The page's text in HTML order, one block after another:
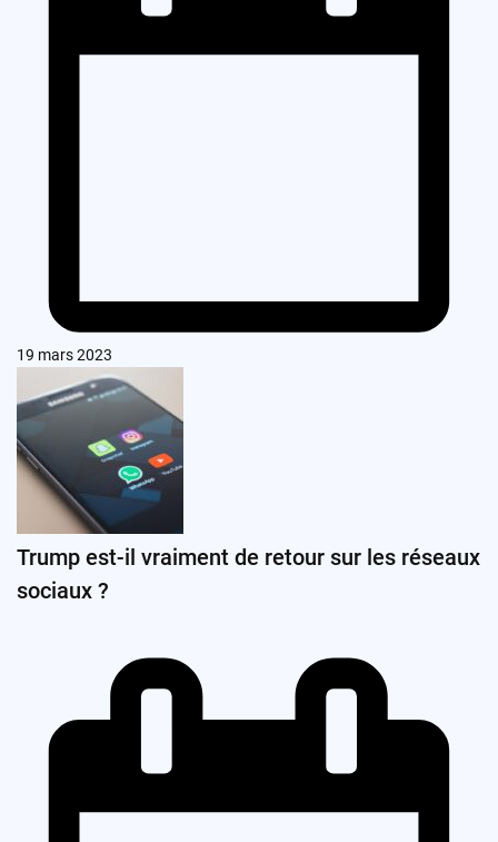
19 mars 2023
Trump est-il vraiment de retour sur les réseaux
sociaux ?